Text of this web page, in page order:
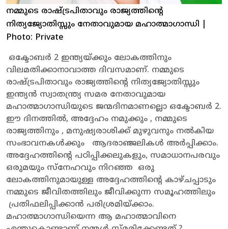
നമ്മുടെ രാഷ്ട്രപിതാവും രാജ്യത്തിന്റെ
നിത്യജ്യോതിസ്സും നേതാവുമായ മഹാത്മാഗാന്ധി
Photo: Private
ഒക്ടോബർ 2 ഇന്ത്യയ്ക്കും ലോകത്തിനും
വിലമതിക്കാനാവാത്ത ദിവസമാണ്. നമ്മുടെ
രാഷ്ട്രപിതാവും രാജ്യത്തിന്റെ നിത്യജ്യോതിസ്സും
ഇന്ത്യൻ സ്വാതന്ത്ര്യ സമര നേതാവുമായ
മഹാത്മാഗാന്ധിയുടെ ജന്മദിനമാണല്ലൊ ഒക്ടോബർ 2.
ഈ ദിനത്തിൽ, അദ്ദേഹം നമുക്കും , നമ്മുടെ
രാജ്യത്തിനും , മനുഷ്യരാശിക്ക് മുഴുവനും നൽകിയ
സംഭാവനകൾക്കും ആദരാഞ്ജലികൾ അർപ്പിക്കാം.
അദ്ദേഹത്തിന്റെ പഠിപ്പിക്കലുകളും, സമാധാനപരവും
ഒരുമയും സ്നേഹവും നിറഞ്ഞ ഒരു
ലോകത്തിനുമായുള്ള അദ്ദേഹത്തിന്റെ കാഴ്ചപ്പാടും
നമ്മുടെ ജീവിതത്തിലും ജീവിക്കുന്ന സമൂഹത്തിലും
പ്രതിഫലിപ്പിക്കാൻ പരിശ്രമിയ്ക്കാം.
മഹാത്മാഗാന്ധിയെന്ന ആ മഹാത്മാവിനെ